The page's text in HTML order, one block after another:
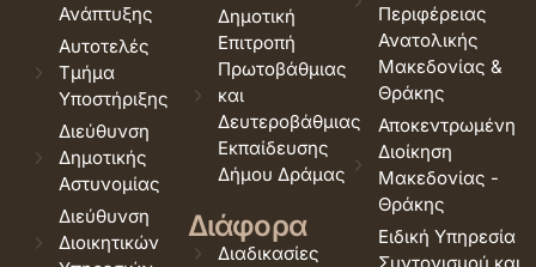
Ανάπτυξης
Αυτοτελές
Τμήμα
Υποστήριξης
Διεύθυνση
Δημοτικής
Αστυνομίας
Διεύθυνση
Διοικητικών
Δημοτική
Επιτροπή
Πρωτοβάθμιας
και
Δευτεροβάθμιας
Εκπαίδευσης
Δήμου Δράμας
Διάφορα
Διαδικασίες
Περιφέρειας
Ανατολικής
Μακεδονίας &
Θράκης
Αποκεντρωμένη
Διοίκηση
Μακεδονίας -
Θράκης
Ειδική Υπηρεσία